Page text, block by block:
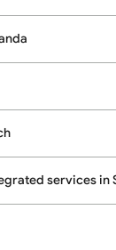
services in